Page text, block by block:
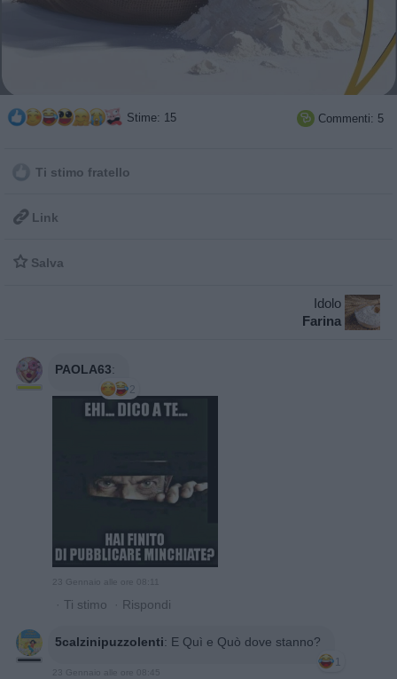
Stime: 15  Commenti: 5
Ti stimo fratello
 Link
 Salva
Idolo
Farina
PAOLA63:
2
23 Gennaio alle ore 08:11
· Ti stimo · Rispondi
5calzinipuzzolenti: E Quì e Quò dove stanno?
1
23 Gennaio alle ore 08:45